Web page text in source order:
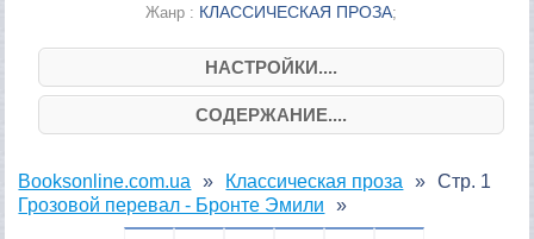
Жанр : КЛАССИЧЕСКАЯ ПРОЗА;
НАСТРОЙКИ....
СОДЕРЖАНИЕ....
Booksonline.com.ua
Классическая проза
Грозовой перевал - Бронте Эмили
Стр. 1